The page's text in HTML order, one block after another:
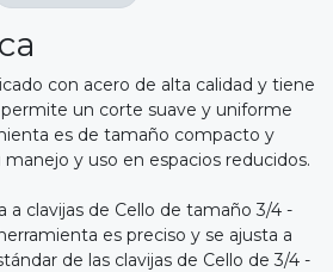
con acero de alta calidad y tiene
un corte suave y uniforme
es de tamaño compacto y
manejo y uso en espacios reducidos.
a clavijas de Cello de tamaño 3/4 -
es preciso y se ajusta a
de las clavijas de Cello de 3/4 -